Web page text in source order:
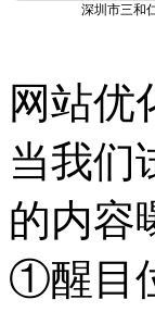
深圳市三和
网站优
当我们
的内容
①醒目